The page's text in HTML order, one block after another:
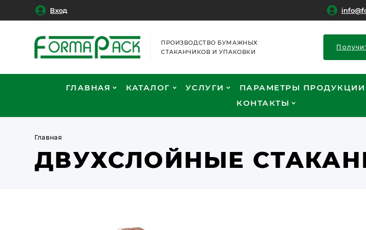
Вход
ПРОИЗВОДСТВО БУМАЖНЫХ
СТАКАНЧИКОВ И УПАКОВКИ
ГЛАВНАЯ КАТАЛОГ УСЛУГИ ПАРАМЕТРЫ ПРОДУКЦИИ
КОНТАКТЫ
Главная
ДВУХСЛОЙНЫЕ